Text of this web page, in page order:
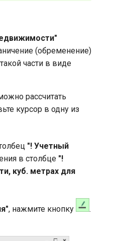
(обременение)
части в виде
рассчитать
курсор в одну из
"! Учетный
в столбце "!
куб. метрах для
, нажмите кнопку
.